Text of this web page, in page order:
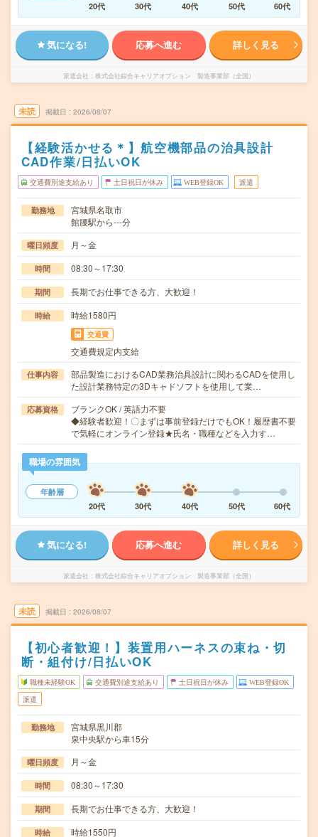
20代
30代 40代 50代 60代
気になる! 応募へ進む 詳しく見る
派遣会社 株式会社綜合キャリアオプション 製造事業部（全国）
未読 掲載日 2026/08/07
【経験活かせる＊】航空機部品の治具設計
CAD作業/日払いOK
交通費別途支給あり 土日祝日が休み WEB登録OK 派遣
勤務地
宮城県名取市
館腰駅から---分
曜日頻度 月～金
時間 08:30～17:30
期間 長期でお仕事できる方、大歓迎！
時給 時給1580円
交通費
交通費規定内支給
仕事内容
部品製造におけるCAD業務治具設計に関わるCADを使用し
た設計業務特定の3Dキャドソフトを使用して業…
応募資格
ブランクOK / 英語力不要
◆経験者歓迎！〇まずは事前登録だけでもOK！履歴書不要
で気軽にオンライン登録★氏名・職種などを入力す…
職場の雰囲気
年齢層
20代
30代 40代 50代 60代
気になる! 応募へ進む 詳しく見る
派遣会社 株式会社綜合キャリアオプション 製造事業部（全国）
未読 掲載日 2026/08/07
【初心者歓迎！】装置用ハーネスの束ね・切
断・組付け/日払いOK
職種未経験OK 交通費別途支給あり 土日祝日が休み WEB登録OK
派遣
勤務地
宮城県黒川郡
泉中央駅から車15分
曜日頻度 月～金
時間 08:30～17:30
期間 長期でお仕事できる方、大歓迎！
時給 時給1550円